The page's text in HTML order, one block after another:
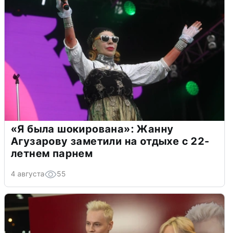
«Я была шокирована»: Жанну
Агузарову заметили на отдыхе с 22-
летнем парнем
4 августа 55